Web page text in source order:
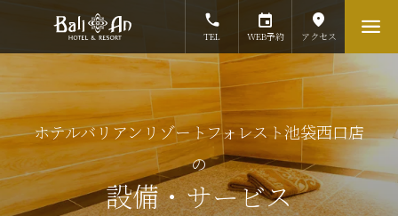
TEL WEB予約 アクセス
ホテルバリアンリゾートフォレスト池袋西口店
の
設備・サービス